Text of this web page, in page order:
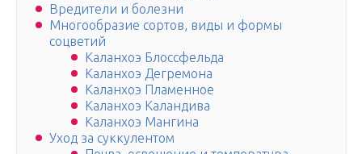
Вредители и болезни
Многообразие сортов, виды и формы
соцветий
Каланхоэ Блоссфельда
Каланхоэ Дегремона
Каланхоэ Пламенное
Каланхоэ Каландива
Каланхоэ Мангина
Уход за суккулентом